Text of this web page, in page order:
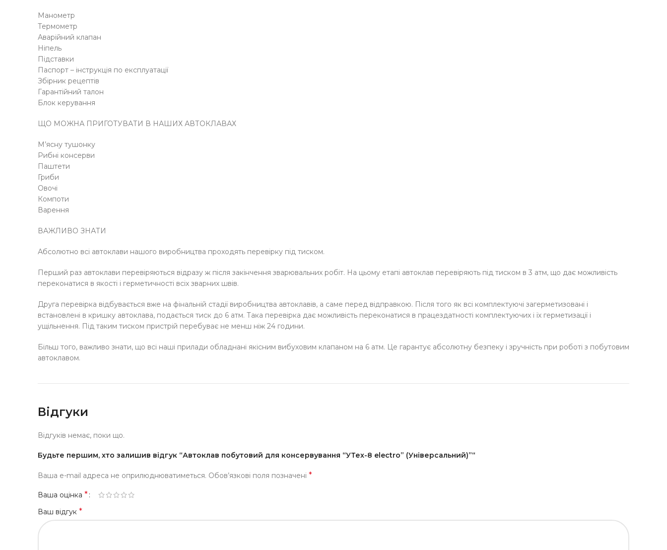
Манометр
Термометр
Аварійний клапан
Ніпель
Підставки
Паспорт – інструкція по експлуатації
Збірник рецептів
Гарантійний талон
Блок керування
ЩО МОЖНА ПРИГОТУВАТИ В НАШИХ АВТОКЛАВАХ
М’ясну тушонку
Рибні консерви
Паштети
Гриби
Овочі
Компоти
Варення
ВАЖЛИВО ЗНАТИ
Абсолютно всі автоклави нашого виробництва проходять перевірку під тиском.
Перший раз автоклави перевіряються відразу ж після закінчення зварювальних робіт. На цьому етапі автоклав перевіряють під тиском в 3 атм, що дає можливість
переконатися в якості і герметичності всіх зварних швів.
Друга перевірка відбувається вже на фінальній стадії виробництва автоклавів, а саме перед відправкою. Після того як всі комплектуючі загерметизовані і
встановлені в кришку автоклава, подається тиск до 6 атм. Така перевірка дає можливість переконатися в працездатності комплектуючих і їх герметизації і
ущільнення. Під таким тиском пристрій перебуває не менш ніж 24 години.
Більш того, важливо знати, що всі наші прилади обладнані якісним вибуховим клапаном на 6 атм. Це гарантує абсолютну безпеку і зручність при роботі з побутовим
автоклавом.
Відгуки
Відгуків немає, поки що.
Будьте першим, хто залишив відгук “Автоклав побутовий для консервування “УТех-8 electro” (Універсальний)”“
Ваша e-mail адреса не оприлюднюватиметься. Обов’язкові поля позначені *
Ваша оцінка *
Ваш відгук *